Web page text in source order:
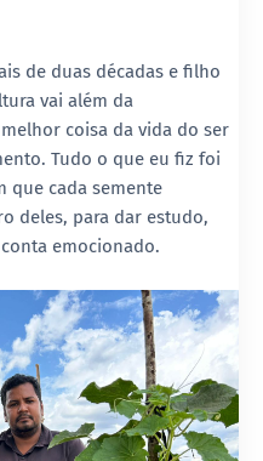
de duas décadas e filho
vai além da
coisa da vida do ser
Tudo o que eu fiz foi
que cada semente
deles, para dar estudo,
emocionado.